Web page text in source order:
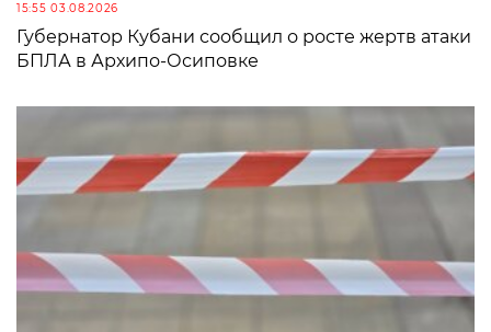
15:55 03.08.2026
Губернатор Кубани сообщил о росте жертв атаки
БПЛА в Архипо-Осиповке